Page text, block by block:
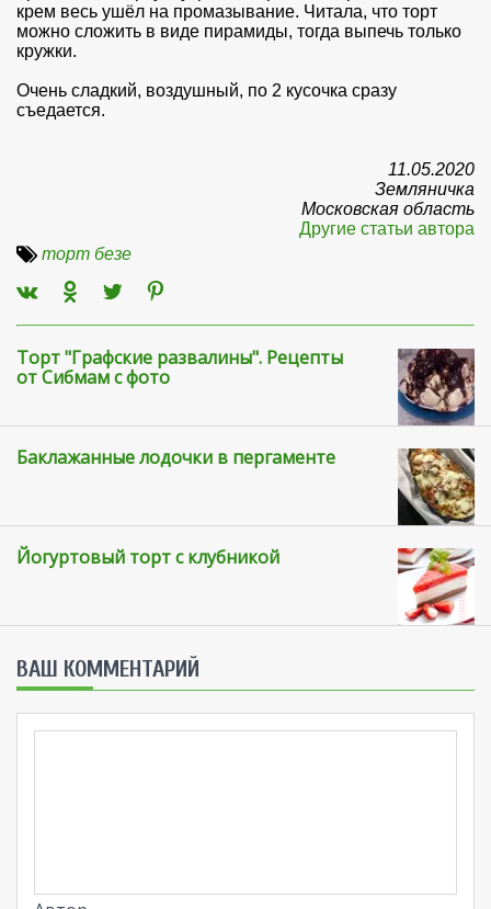
крем весь ушёл на промазывание. Читала, что торт
можно сложить в виде пирамиды, тогда выпечь только
кружки.
Очень сладкий, воздушный, по 2 кусочка сразу
съедается.
11.05.2020
Земляничка
Московская область
Другие статьи автора
торт безе
Торт "Графские развалины". Рецепты
от Сибмам с фото
Баклажанные лодочки в пергаменте
Йогуртовый торт с клубникой
ВАШ КОММЕНТАРИЙ